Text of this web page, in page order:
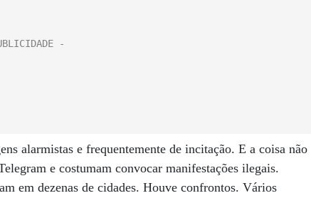
alarmistas e frequentemente de incitação. E a coisa não
e costumam convocar manifestações ilegais.
em dezenas de cidades. Houve confrontos. Vários